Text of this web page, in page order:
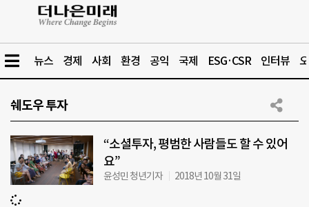
뉴스 경제 사회 환경 공익 국제 ESG·CSR 인터뷰
쉐도우 투자
“소셜투자, 평범한 사람들도 할 수 있어
요”
윤성민 청년기자 2018년 10월 31일